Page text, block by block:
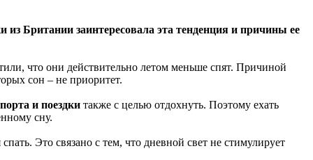
из Британии заинтересовала эта тенденция и причины ее
что они действительно летом меньше спят. Причиной
сон – не приоритет.
и поездки также с целью отдохнуть. Поэтому ехать
сну.
Это связано с тем, что дневной свет не стимулирует